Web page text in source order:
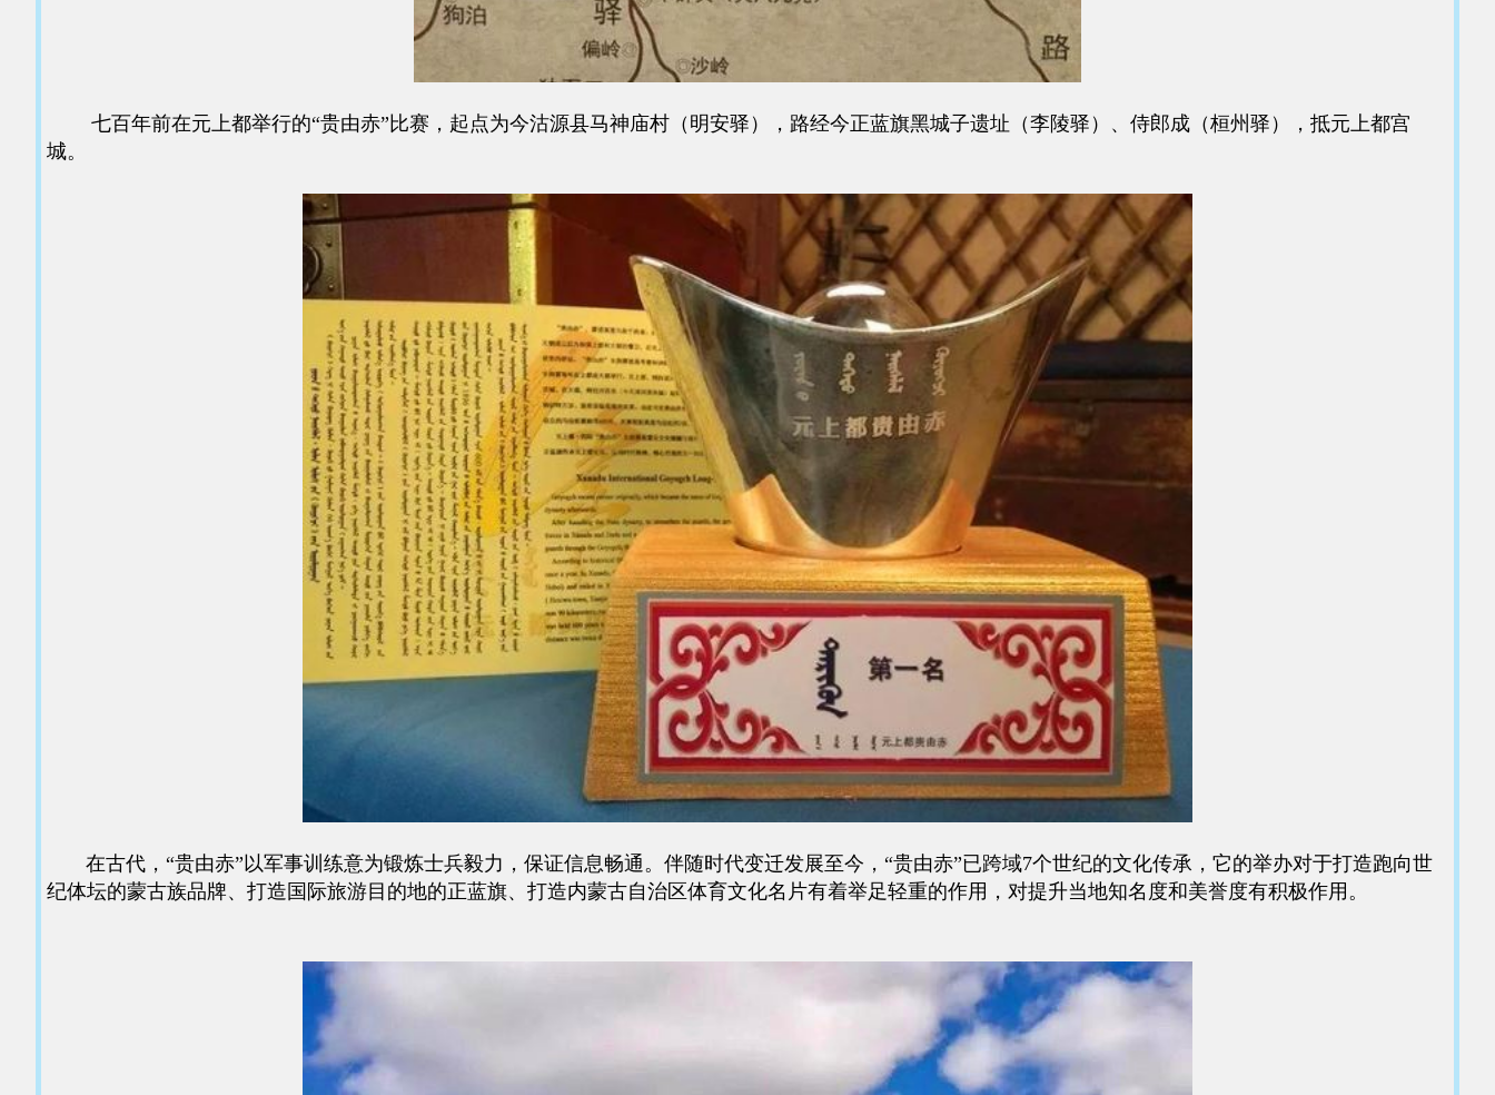
七百年前在元上都举行的“贵由赤”比赛，起点为今沽源县马神庙村（明安驿），路经今正蓝旗黑城子遗址（李陵驿）、侍郎成（桓州驿），抵元上都宫
城。
在古代，“贵由赤”以军事训练意为锻炼士兵毅力，保证信息畅通。伴随时代变迁发展至今，“贵由赤”已跨域7个世纪的文化传承，它的举办对于打造跑向世
纪体坛的蒙古族品牌、打造国际旅游目的地的正蓝旗、打造内蒙古自治区体育文化名片有着举足轻重的作用，对提升当地知名度和美誉度有积极作用。